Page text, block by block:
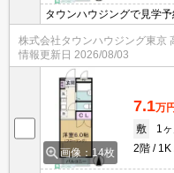
タウンハウジングで見学
きる設備仕様！駅前商業
株式会社タウンハウジング東京
情報更新日 2026/08/03
画像：14枚
7.1万円
敷
1ヶ
2階
1K